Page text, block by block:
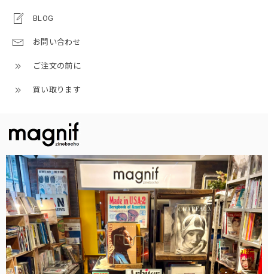
BLOG
お問い合わせ
ご注文の前に
買い取ります